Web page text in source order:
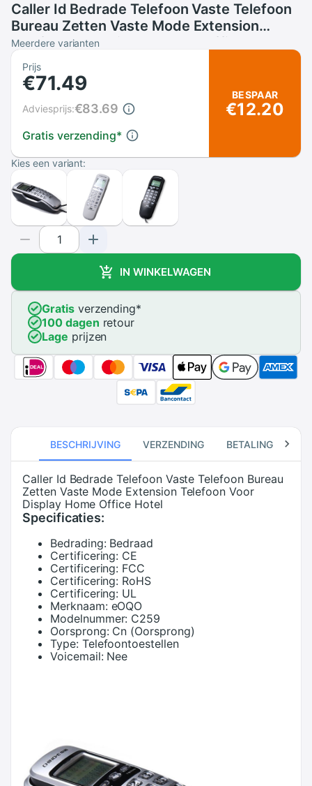
Caller Id Bedrade Telefoon Vaste Telefoon
Bureau Zetten Vaste Mode Extension
Telefoon Voor Display Home Office Hotel
Meerdere varianten
Prijs
€71.49
Gratis verzending*
Adviesprijs:€83.69
BESPAAR
€12.20
Kies een variant:
IN WINKELWAGEN
Gratisverzending*
100 dagen retour
Lage prijzen
BESCHRIJVING VERZENDING BETALING
Caller Id Bedrade Telefoon Vaste Telefoon Bureau
Zetten Vaste Mode Extension Telefoon Voor
Display Home Office Hotel
Specificaties:
Bedrading: Bedraad
Certificering: CE
Certificering: FCC
Certificering: RoHS
Certificering: UL
Merknaam: eOQO
Modelnummer: C259
Oorsprong: Cn (Oorsprong)
Type: Telefoontoestellen
Voicemail: Nee